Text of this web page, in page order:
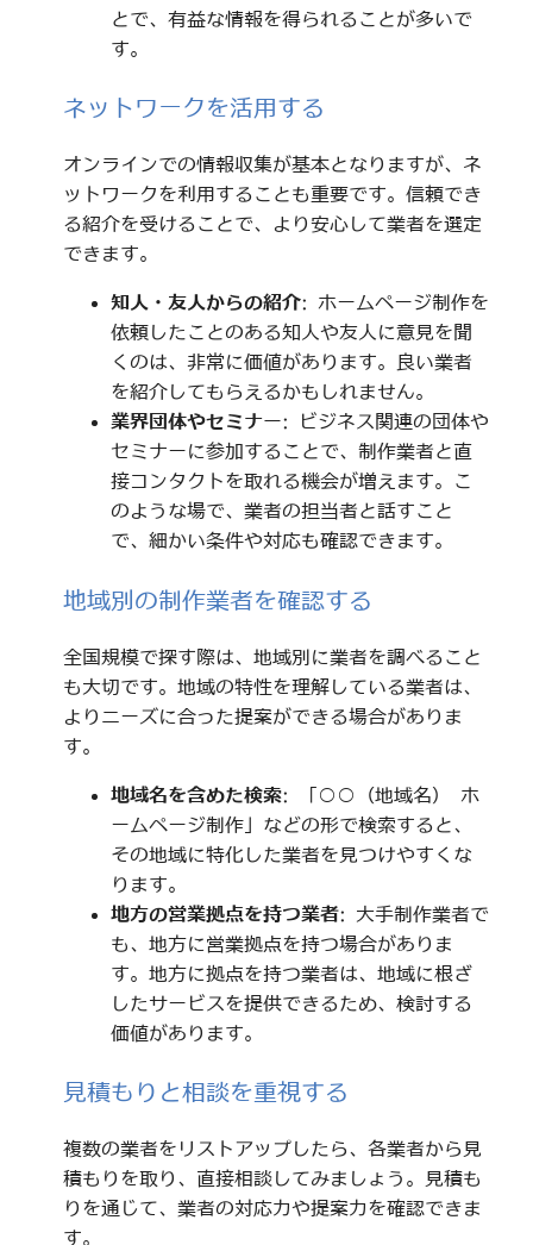
とで、有益な情報を得られることが多いで
す。
ネットワークを活用する
オンラインでの情報収集が基本となりますが、ネ
ットワークを利用することも重要です。信頼でき
る紹介を受けることで、より安心して業者を選定
できます。
知人・友人からの紹介: ホームページ制作を
依頼したことのある知人や友人に意見を聞
くのは、非常に価値があります。良い業者
を紹介してもらえるかもしれません。
業界団体やセミナー: ビジネス関連の団体や
セミナーに参加することで、制作業者と直
接コンタクトを取れる機会が増えます。こ
のような場で、業者の担当者と話すこと
で、細かい条件や対応も確認できます。
地域別の制作業者を確認する
全国規模で探す際は、地域別に業者を調べること
も大切です。地域の特性を理解している業者は、
よりニーズに合った提案ができる場合がありま
す。
地域名を含めた検索: 「○○（地域名） ホ
ームページ制作」などの形で検索すると、
その地域に特化した業者を見つけやすくな
ります。
地方の営業拠点を持つ業者: 大手制作業者で
も、地方に営業拠点を持つ場合がありま
す。地方に拠点を持つ業者は、地域に根ざ
したサービスを提供できるため、検討する
価値があります。
見積もりと相談を重視する
複数の業者をリストアップしたら、各業者から見
積もりを取り、直接相談してみましょう。見積も
りを通じて、業者の対応力や提案力を確認できま
す。